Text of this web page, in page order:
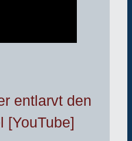
entlarvt den
[YouTube]